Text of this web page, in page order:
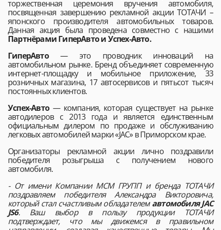
торжественная церемония вручения автомобиля,
посвященная завершению рекламной акции ТОТАЧИ –
японского производителя автомобильных товаров.
Данная акция была проведена совместно с нашими
Партнёрами ГиперАвто и Успех-Авто.
ГиперАвто— это проводник инноваций на
автомобильном рынке. Бренд объединяет современную
интернет-площадку и мобильное приложение, 33
розничных магазина, 17 автосервисов и пятьсот тысяч
постоянных клиентов.
Успех-Авто — компания, которая существует на рынке
автодилеров с 2013 года и является единственным
официальным дилером по продаже и обслуживанию
легковых автомобилей марки «JAC» в Приморском крае.
Организаторы рекламной акции лично поздравили
победителя розыгрыша с получением нового
автомобиля.
- От имени Компании МСМ ГРУПП и бренда ТОТАЧИ
поздравляем победителя Александра Викторовича,
который стал счастливым обладателемавтомобиля JAC
JS6. Ваш выбор в пользу продукции ТОТАЧИ
подтверждает, что мы движемся в правильном